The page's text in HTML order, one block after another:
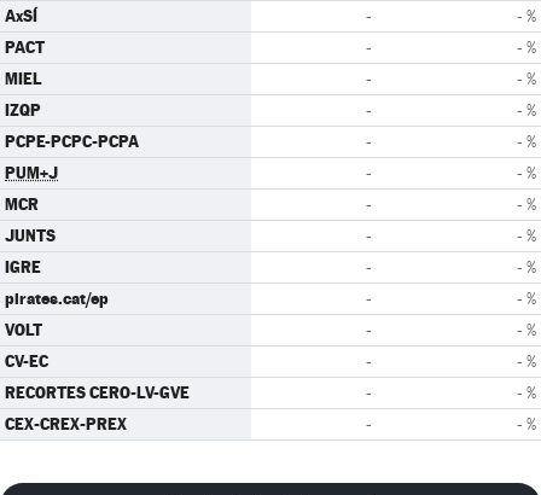
AxSÍ - - %
PACT - - %
MIEL - - %
IZQP - - %
PCPE-PCPC-PCPA - - %
PUM+J - - %
MCR - - %
JUNTS - - %
IGRE - - %
pirates.cat/ep - - %
VOLT - - %
CV-EC - - %
RECORTES CERO-LV-GVE - - %
CEX-CREX-PREX - - %